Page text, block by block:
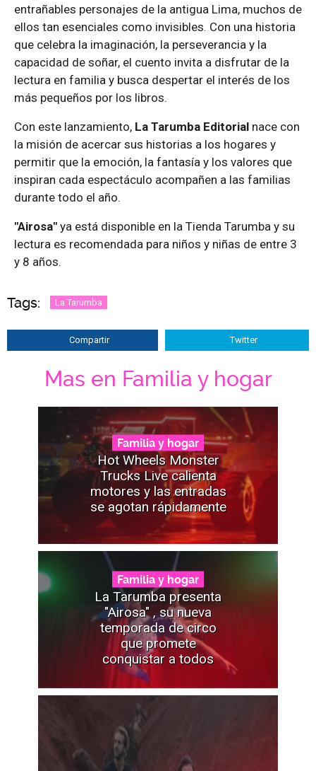
entrañables personajes de la antigua Lima, muchos de
ellos tan esenciales como invisibles. Con una historia
que celebra la imaginación, la perseverancia y la
capacidad de soñar, el cuento invita a disfrutar de la
lectura en familia y busca despertar el interés de los
más pequeños por los libros.
Con este lanzamiento, La Tarumba Editorial nace con
la misión de acercar sus historias a los hogares y
permitir que la emoción, la fantasía y los valores que
inspiran cada espectáculo acompañen a las familias
durante todo el año.
"Airosa" ya está disponible en la Tienda Tarumba y su
lectura es recomendada para niños y niñas de entre 3
y 8 años.
Tags: La Tarumba
Compartir Twitter
Mas en Familia y hogar
Familia y hogar
Hot Wheels Monster
Trucks Live calienta
motores y las entradas
se agotan rápidamente
Familia y hogar
La Tarumba presenta
"Airosa" , su nueva
temporada de circo
que promete
conquistar a todos